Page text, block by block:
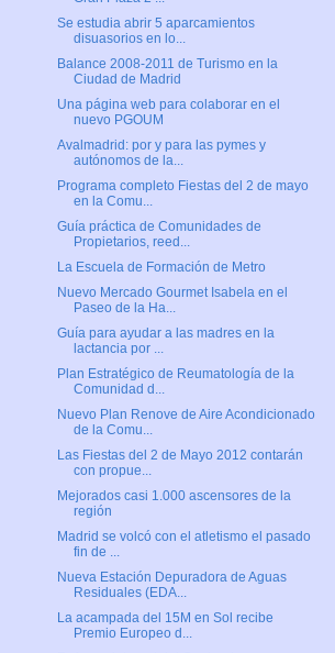
Se estudia abrir 5 aparcamientos
disuasorios en lo...
Balance 2008-2011 de Turismo en la
Ciudad de Madrid
Una página web para colaborar en el
nuevo PGOUM
Avalmadrid: por y para las pymes y
autónomos de la...
Programa completo Fiestas del 2 de mayo
en la Comu...
Guía práctica de Comunidades de
Propietarios, reed...
La Escuela de Formación de Metro
Nuevo Mercado Gourmet Isabela en el
Paseo de la Ha...
Guía para ayudar a las madres en la
lactancia por ...
Plan Estratégico de Reumatología de la
Comunidad d...
Nuevo Plan Renove de Aire Acondicionado
de la Comu...
Las Fiestas del 2 de Mayo 2012 contarán
con propue...
Mejorados casi 1.000 ascensores de la
región
Madrid se volcó con el atletismo el pasado
fin de ...
Nueva Estación Depuradora de Aguas
Residuales (EDA...
La acampada del 15M en Sol recibe
Premio Europeo d...